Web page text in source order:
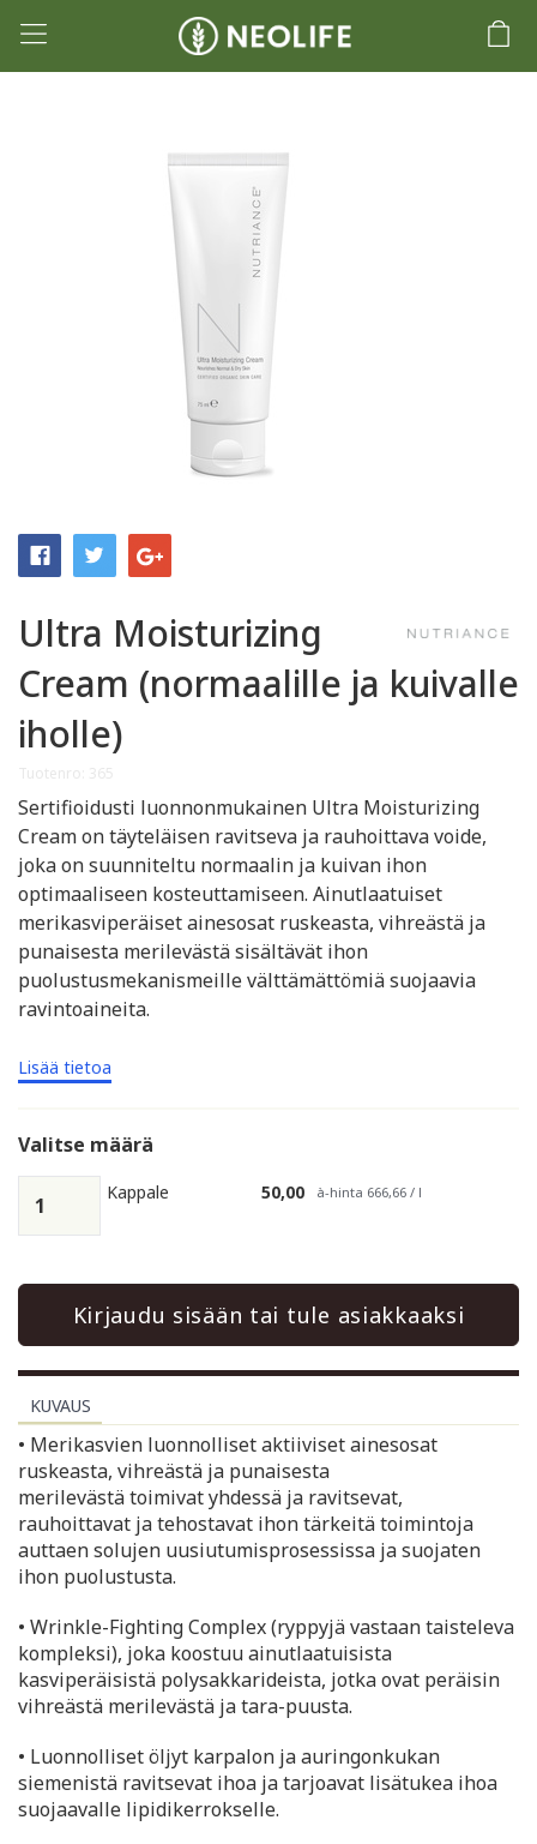
Ultra Moisturizing
Cream (normaalille ja kuivalle
iholle)
Sertifioidusti luonnonmukainen Ultra Moisturizing
Cream on täyteläisen ravitseva ja rauhoittava voide,
joka on suunniteltu normaalin ja kuivan ihon
optimaaliseen kosteuttamiseen. Ainutlaatuiset
merikasviperäiset ainesosat ruskeasta, vihreästä ja
punaisesta merilevästä sisältävät ihon
puolustusmekanismeille välttämättömiä suojaavia
ravintoaineita.
Lisää tietoa
Valitse määrä
Kappale 50,00 à-hinta 666,66 / l
Kirjaudu sisään tai tule asiakkaaksi
KUVAUS
• Merikasvien luonnolliset aktiiviset ainesosat
ruskeasta, vihreästä ja punaisesta
merilevästä toimivat yhdessä ja ravitsevat,
rauhoittavat ja tehostavat ihon tärkeitä toimintoja
auttaen solujen uusiutumisprosessissa ja suojaten
ihon puolustusta.
• Wrinkle-Fighting Complex (ryppyjä vastaan taisteleva
kompleksi), joka koostuu ainutlaatuisista
kasviperäisistä polysakkarideista, jotka ovat peräisin
vihreästä merilevästä ja tara-puusta.
• Luonnolliset öljyt karpalon ja auringonkukan
siemenistä ravitsevat ihoa ja tarjoavat lisätukea ihoa
suojaavalle lipidikerrokselle.